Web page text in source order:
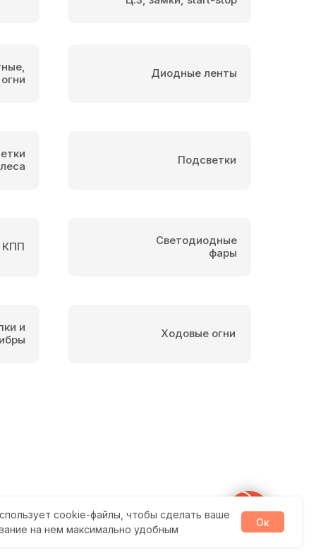
cookie-файлы, чтобы сделать ваше
на нем максимально удобным
Ок
Подсветки
Светодиодные
фары
Ходовые огни
Диодные ленты
КПП
и